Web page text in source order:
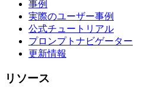
事例
実際のユーザー事例
公式チュートリアル
プロンプトナビゲーター
更新情報
リソース